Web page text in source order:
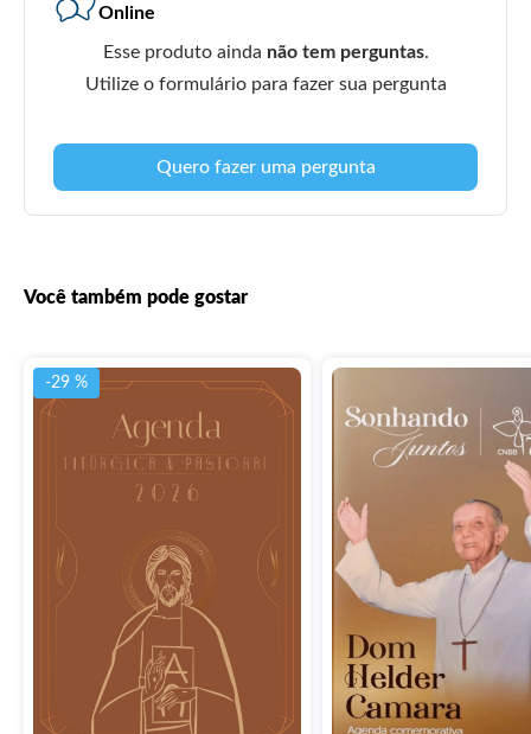
Online
Esse produto ainda não tem perguntas.
Utilize o formulário para fazer sua pergunta
Quero fazer uma pergunta
Você também pode gostar
-29 %